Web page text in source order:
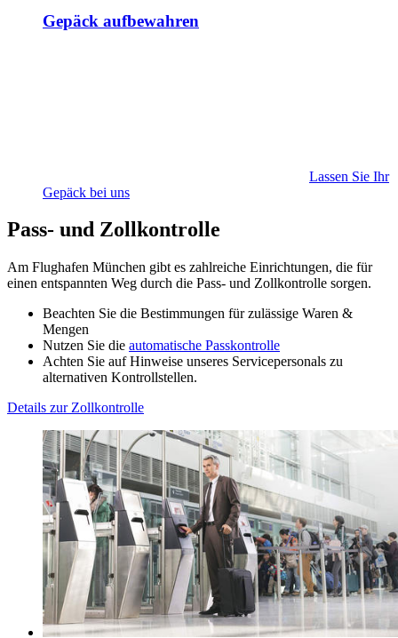
Gepäck aufbewahren
Lassen Sie Ihr
Gepäck bei uns
Pass- und Zollkontrolle
Am Flughafen München gibt es zahlreiche Einrichtungen, die für
einen entspannten Weg durch die Pass- und Zollkontrolle sorgen.
Beachten Sie die Bestimmungen für zulässige Waren &
Mengen
Nutzen Sie die automatische Passkontrolle
Achten Sie auf Hinweise unseres Servicepersonals zu
alternativen Kontrollstellen.
Details zur Zollkontrolle